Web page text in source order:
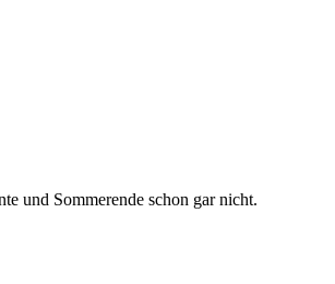
und Sommerende schon gar nicht.